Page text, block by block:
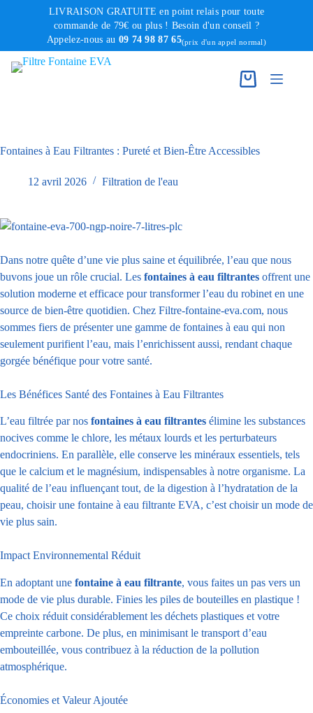
LIVRAISON GRATUITE en point relais pour toute
commande de 79€ ou plus ! Besoin d'un conseil ?
Appelez-nous au 09 74 98 87 65(prix d'un appel normal)
Fontaines à Eau Filtrantes : Pureté et Bien-Être Accessibles
12 avril 2026 Filtration de l'eau
Dans notre quête d’une vie plus saine et équilibrée, l’eau que nous
buvons joue un rôle crucial. Les fontaines à eau filtrantes offrent une
solution moderne et efficace pour transformer l’eau du robinet en une
source de bien-être quotidien. Chez Filtre-fontaine-eva.com, nous
sommes fiers de présenter une gamme de fontaines à eau qui non
seulement purifient l’eau, mais l’enrichissent aussi, rendant chaque
gorgée bénéfique pour votre santé.
Les Bénéfices Santé des Fontaines à Eau Filtrantes
L’eau filtrée par nos fontaines à eau filtrantes élimine les substances
nocives comme le chlore, les métaux lourds et les perturbateurs
endocriniens. En parallèle, elle conserve les minéraux essentiels, tels
que le calcium et le magnésium, indispensables à notre organisme. La
qualité de l’eau influençant tout, de la digestion à l’hydratation de la
peau, choisir une fontaine à eau filtrante EVA, c’est choisir un mode de
vie plus sain.
Impact Environnemental Réduit
En adoptant une fontaine à eau filtrante, vous faites un pas vers un
mode de vie plus durable. Finies les piles de bouteilles en plastique !
Ce choix réduit considérablement les déchets plastiques et votre
empreinte carbone. De plus, en minimisant le transport d’eau
embouteillée, vous contribuez à la réduction de la pollution
atmosphérique.
Économies et Valeur Ajoutée